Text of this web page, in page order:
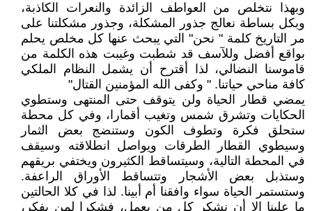
وبهذا نتخلص من العواطف الزائدة والنعرات الكاذبة،
وبكل بساطة نعالج جذور المشكلة، وجذور مشكلتنا على
مر التاريخ كلمة " نحن" التي يبحث عنها كل مخلص يحلم
بواقع أفضل وللآسف قد شطبت وغيبت هذه الكلمة من
قاموسنا النضالي، لذا أقترح أن يشمل النظام الملكي
كافة مناحي حياتنا. " وكفى الله المؤمنين القتال"
يمضي قطار الحياة ولن يتوقف حتى المنتهى وستطوي
الحكايات وتشرق شمس وتغيب أقمارا، وفي كل محطة
ستحلق فكرة وتطوف الكون وستنضج بعض الثمار
وسيطوي القطار الطرقات ويواصل انطلاقته وسيقف
في المحطة التالية، وسيتساقط الكثيرون ويختفي بريقهم
وستذبل بعض الأشجار وتتساقط الأوراق الراعفة.
وستستمر الحياة سواء وافقنا أم أبينا. لذا في كلا الحالتين
ما علينا إلا أن نشكر كل من يعمل، فشكرا لمن يفكر،